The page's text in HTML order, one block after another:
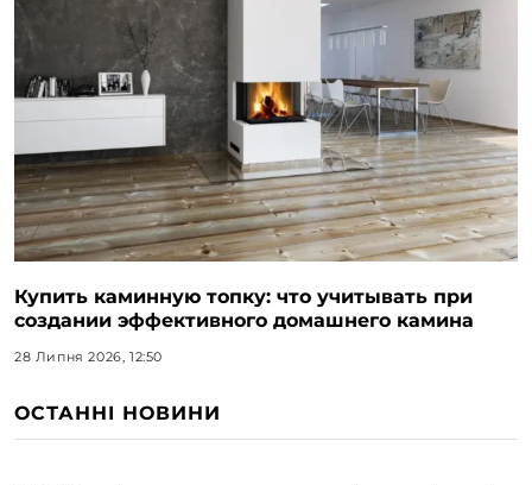
Купить каминную топку: что учитывать при
создании эффективного домашнего камина
28 Липня 2026, 12:50
ОСТАННІ НОВИНИ